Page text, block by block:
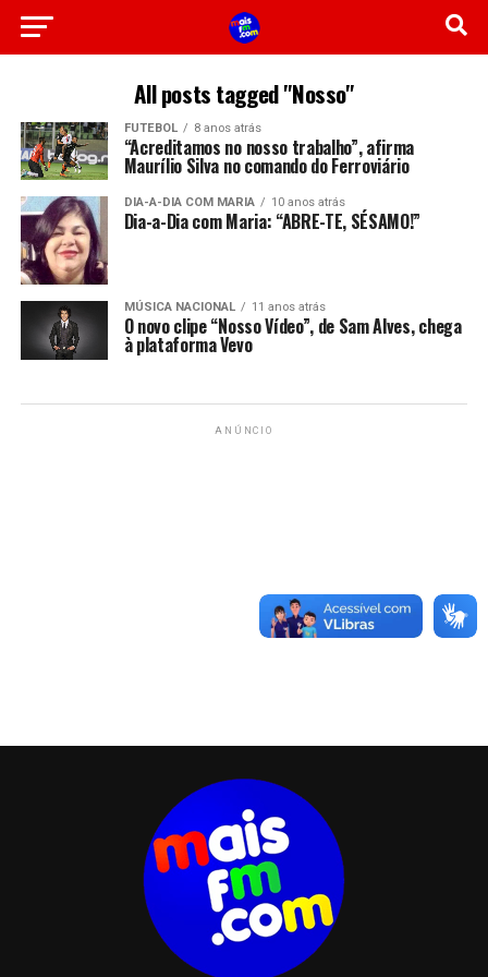
All posts tagged "Nosso"
FUTEBOL 8 anos atrás
“Acreditamos no nosso trabalho”, afirma
Maurílio Silva no comando do Ferroviário
DIA-A-DIA COM MARIA 10 anos atrás
Dia-a-Dia com Maria: “ABRE-TE, SÉSAMO!”
MÚSICA NACIONAL 11 anos atrás
O novo clipe “Nosso Vídeo”, de Sam Alves, chega
à plataforma Vevo
ANÚNCIO